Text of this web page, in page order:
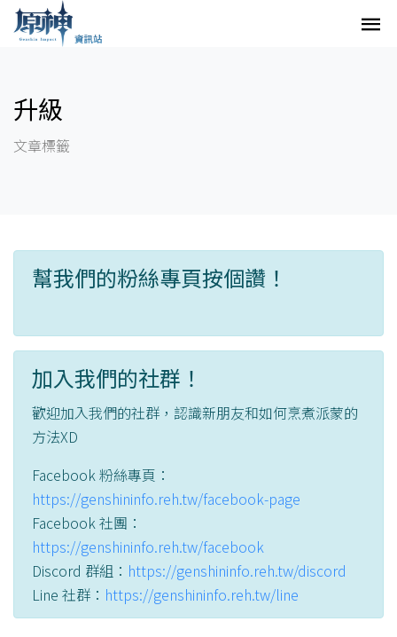
升級
文章標籤
幫我們的粉絲專頁按個讚！
加入我們的社群！
歡迎加入我們的社群，認識新朋友和如何烹煮派蒙的
方法XD
Facebook 粉絲專頁：
https://genshininfo.reh.tw/facebook-page
Facebook 社團：
https://genshininfo.reh.tw/facebook
Discord 群組： https://genshininfo.reh.tw/discord
Line 社群： https://genshininfo.reh.tw/line